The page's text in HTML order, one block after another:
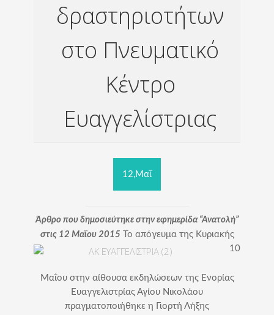
δραστηριοτήτων
στο Πνευματικό
Κέντρο
Ευαγγελίστριας
12,Μαΐ
Άρθρο που δημοσιεύτηκε στην εφημερίδα “Ανατολή”
στις 12 Μαΐου 2015
Το απόγευμα της Κυριακής
10
Μαΐου στην αίθουσα εκδηλώσεων της Ενορίας
Ευαγγελιστρίας Αγίου Νικολάου
πραγματοποιήθηκε η Γιορτή Λήξης